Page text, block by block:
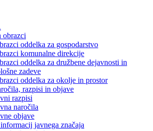
obrazci
oddelka za gospodarstvo
komunalne direkcije
oddelka za družbene dejavnosti in
zadeve
oddelka za okolje in prostor
razpisi in objave
razpisi
naročila
objave
javnega značaja